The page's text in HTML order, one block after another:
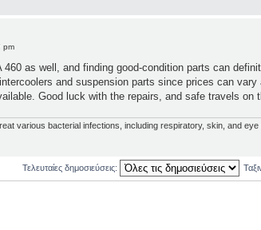
pm
as well, and finding good-condition parts can
and suspension parts since prices can
Good luck with the repairs, and safe travels on
various bacterial infections, including respiratory, skin, and
Τελευταίες δημοσιεύσεις: